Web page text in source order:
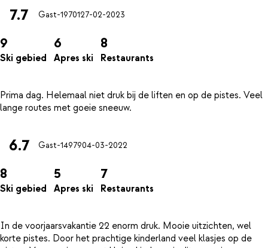
7.7 Gast-1970127-02-2023
9
Ski gebied
6
Apres ski
8
Restaurants
Prima dag. Helemaal niet druk bij de liften en op de pistes. Veel
6.7 Gast-1497904-03-2022
8
Ski gebied
5
Apres ski
7
Restaurants
In de voorjaarsvakantie 22 enorm druk. Mooie uitzichten, wel
korte pistes. Door het prachtige kinderland veel klasjes op de